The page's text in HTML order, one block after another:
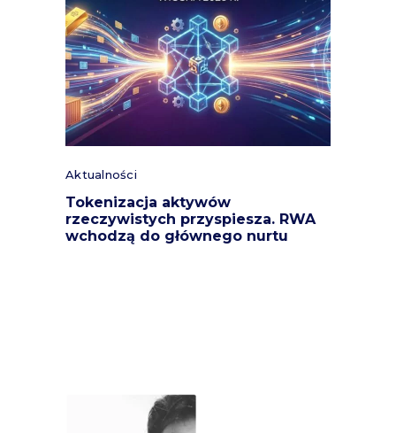
Aktualności
Tokenizacja aktywów
rzeczywistych przyspiesza. RWA
wchodzą do głównego nurtu